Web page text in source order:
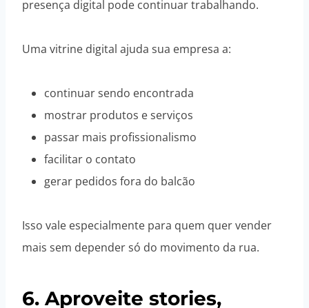
presença digital pode continuar trabalhando.
Uma vitrine digital ajuda sua empresa a:
continuar sendo encontrada
mostrar produtos e serviços
passar mais profissionalismo
facilitar o contato
gerar pedidos fora do balcão
Isso vale especialmente para quem quer vender
mais sem depender só do movimento da rua.
6. Aproveite stories,